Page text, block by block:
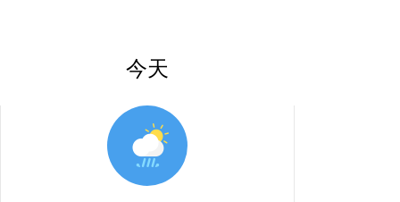
今天